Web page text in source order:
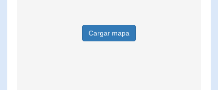
Cargar mapa